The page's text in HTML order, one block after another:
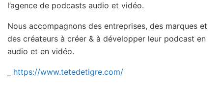
l’agence de podcasts audio et vidéo.
Nous accompagnons des entreprises, des marques et
des créateurs à créer & à développer leur podcast en
audio et en vidéo.
https://www.tetedetigre.com/